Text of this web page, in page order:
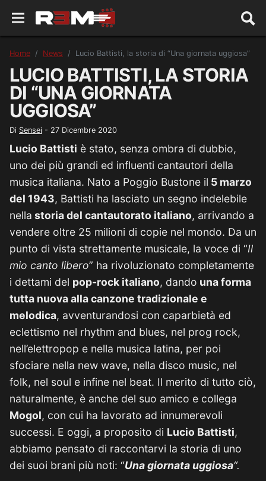
Home News Lucio Battisti, la storia di “Una giornata uggiosa”
LUCIO BATTISTI, LA STORIA
DI “UNA GIORNATA
UGGIOSA”
Di Sensei - 27 Dicembre 2020
Lucio Battisti è stato, senza ombra di dubbio,
uno dei più grandi ed influenti cantautori della
musica italiana. Nato a Poggio Bustone il 5 marzo
del 1943, Battisti ha lasciato un segno indelebile
nella storia del cantautorato italiano, arrivando a
vendere oltre 25 milioni di copie nel mondo. Da un
punto di vista strettamente musicale, la voce di “Il
mio canto libero” ha rivoluzionato completamente
i dettami del pop-rock italiano, dando una forma
tutta nuova alla canzone tradizionale e
melodica, avventurandosi con caparbietà ed
eclettismo nel rhythm and blues, nel prog rock,
nell’elettropop e nella musica latina, per poi
sfociare nella new wave, nella disco music, nel
folk, nel soul e infine nel beat. Il merito di tutto ciò,
naturalmente, è anche del suo amico e collega
Mogol, con cui ha lavorato ad innumerevoli
successi. E oggi, a proposito di Lucio Battisti,
abbiamo pensato di raccontarvi la storia di uno
dei suoi brani più noti: “Una giornata uggiosa“.